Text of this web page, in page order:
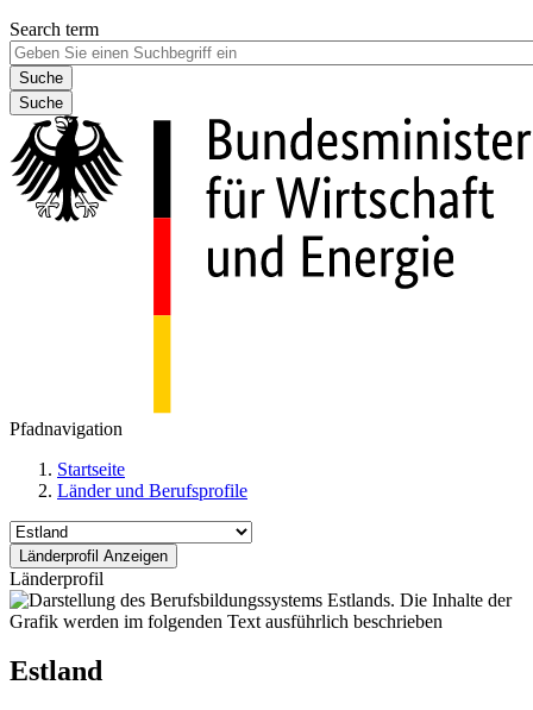
Search term
Suche
Pfadnavigation
Startseite
Länder und Berufsprofile
Länderprofil
Estland